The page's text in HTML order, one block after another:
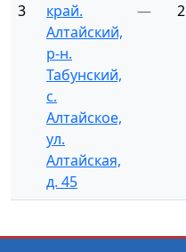
3
край.
Алтайский,
р-н.
Табунский,
с.
Алтайское,
ул.
Алтайская,
д. 45
— 2